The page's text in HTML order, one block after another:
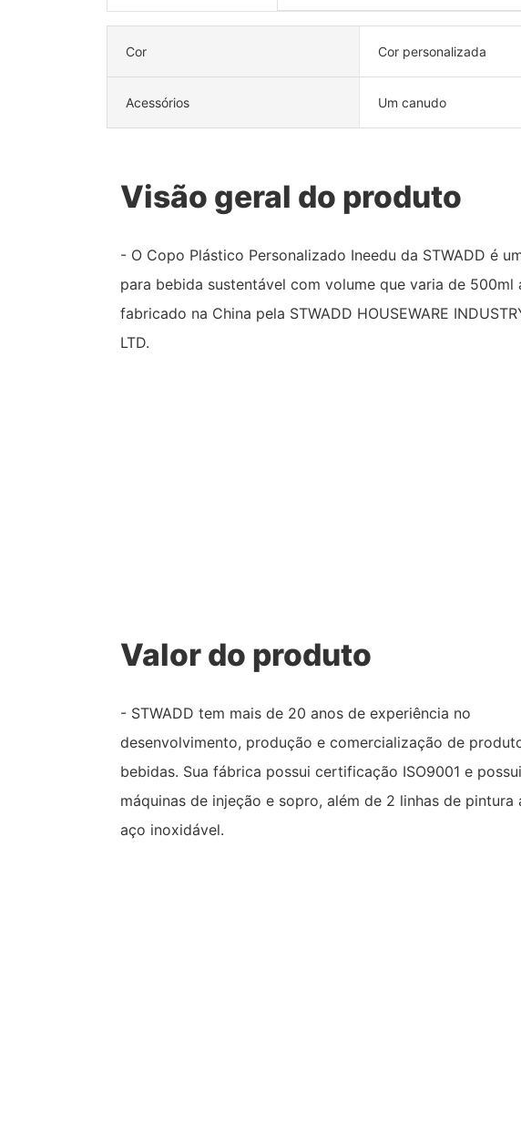
Cor Cor personalizada
Acessórios Um canudo
Visão geral do produto
- O Copo Plástico Personalizado Ineedu da STWADD é
para bebida sustentável com volume que varia de 500ml
fabricado na China pela STWADD HOUSEWARE
LTD.
Valor do produto
- STWADD tem mais de 20 anos de experiência no
desenvolvimento, produção e comercialização de
bebidas. Sua fábrica possui certificação ISO9001 e
máquinas de injeção e sopro, além de 2 linhas de pintura
aço inoxidável.